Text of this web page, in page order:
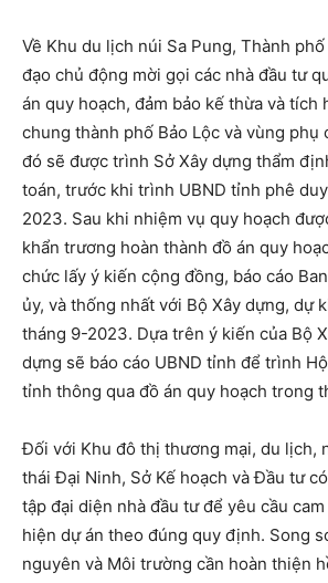
Về Khu du lịch núi Sa Pung, Thành
đạo chủ động mời gọi các nhà đầu tư
án quy hoạch, đảm bảo kế thừa và tích
chung thành phố Bảo Lộc và vùng phụ
đó sẽ được trình Sở Xây dựng thẩm
toán, trước khi trình UBND tỉnh phê
2023. Sau khi nhiệm vụ quy hoạch
khẩn trương hoàn thành đồ án quy
chức lấy ý kiến cộng đồng, báo cáo
ủy, và thống nhất với Bộ Xây dựng, dự
tháng 9-2023. Dựa trên ý kiến của Bộ
dựng sẽ báo cáo UBND tỉnh để trình
tỉnh thông qua đồ án quy hoạch trong
Đối với Khu đô thị thương mại, du lịch,
thái Đại Ninh, Sở Kế hoạch và Đầu tư
tập đại diện nhà đầu tư để yêu cầu
hiện dự án theo đúng quy định. Song
nguyên và Môi trường cần hoàn thiện